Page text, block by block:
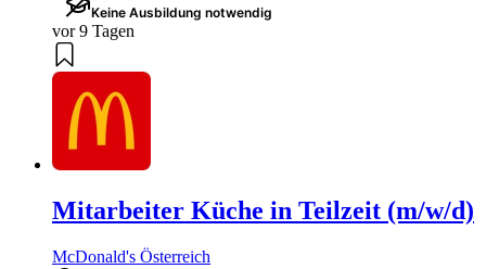
Keine Ausbildung notwendig
vor 9 Tagen
Mitarbeiter Küche in Teilzeit (m/w/d)
McDonald's Österreich